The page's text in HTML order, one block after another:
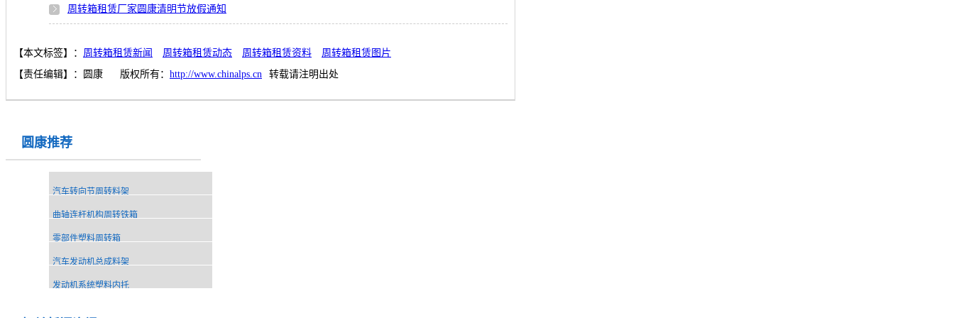
周转箱租赁厂家圆康清明节放假通知
【本文标签】： 周转箱租赁新闻 周转箱租赁动态 周转箱租赁资料
周转箱租赁图片
【责任编辑】：
圆康 版权所有： http://www.chinalps.cn 转载请注明出处
圆康推荐
汽车转向节周转料架
曲轴连杆机构周转铁箱
零部件塑料周转箱
汽车发动机总成料架
发动机系统塑料内托